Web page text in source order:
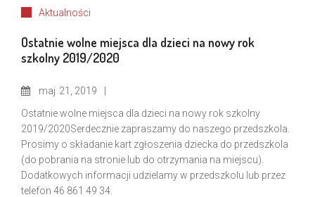
Aktualności
Ostatnie wolne miejsca dla dzieci na nowy rok
szkolny 2019/2020
maj 21, 2019
Ostatnie wolne miejsca dla dzieci na nowy rok szkolny
2019/2020Serdecznie zapraszamy do naszego przedszkola.
Prosimy o składanie kart zgłoszenia dziecka do przedszkola
(do pobrania na stronie lub do otrzymania na miejscu).
Dodatkowych informacji udzielamy w przedszkolu lub przez
telefon 46 861 49 34.